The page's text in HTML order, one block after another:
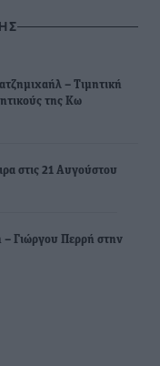
– Τιμητική
της Κω
στις 21 Αυγούστου
Γιώργου Περρή στην